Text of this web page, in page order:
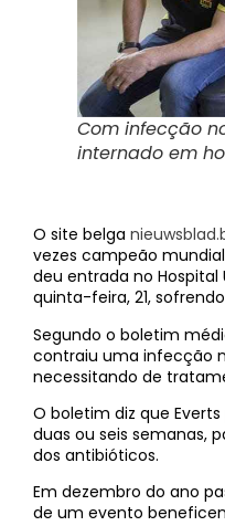
Com infecção
internado em
O site belga
vezes campeão
deu entrada no Hospital
quinta-feira, 21,
Segundo o boletim
contraiu uma infecção
necessitando de
O boletim diz que
duas ou seis semanas,
dos antibióticos.
Em dezembro do ano
de um evento